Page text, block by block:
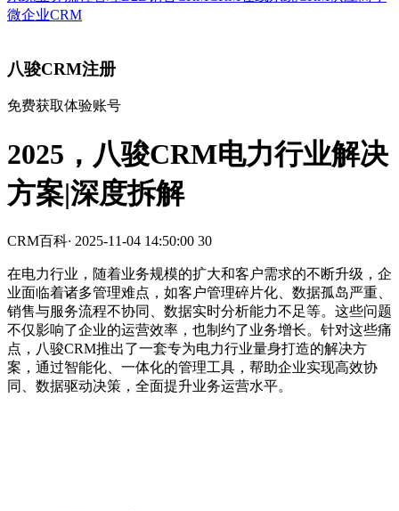
微企业CRM
八骏CRM注册
免费获取体验账号
2025，八骏CRM电力行业解决
方案|深度拆解
CRM百科· 2025-11-04 14:50:00 30
在电力行业，随着业务规模的扩大和客户需求的不断升级，企
业面临着诸多管理难点，如客户管理碎片化、数据孤岛严重、
销售与服务流程不协同、数据实时分析能力不足等。这些问题
不仅影响了企业的运营效率，也制约了业务增长。针对这些痛
点，八骏CRM推出了一套专为电力行业量身打造的解决方
案，通过智能化、一体化的管理工具，帮助企业实现高效协
同、数据驱动决策，全面提升业务运营水平。